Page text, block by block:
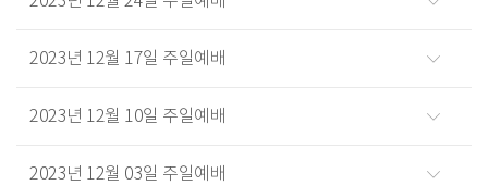
2023년 12월 17일 주일예배
2023년 12월 10일 주일예배
2023년 12월 03일 주일예배